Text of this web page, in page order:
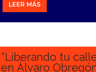
LEER MÁS
29
“Liberando tu
en Álvaro